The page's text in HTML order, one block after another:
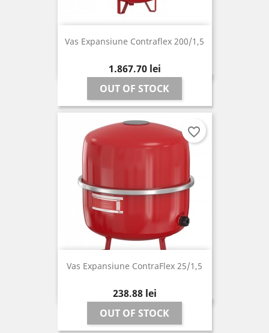
Vas Expansiune Contraflex 200/1,5
Pret
1.867,70 lei
OUT OF STOCK
Vas Expansiune ContraFlex 25/1,5
Pret
238,88 lei
OUT OF STOCK
favorite_border